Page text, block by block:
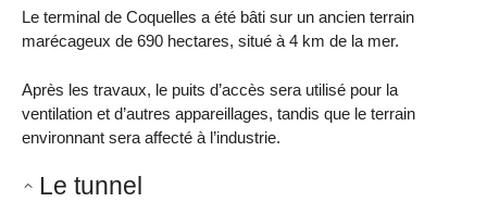
Le terminal de Coquelles a été bâti sur un ancien terrain
marécageux de 690 hectares, situé à 4 km de la mer.
Après les travaux, le puits d’accès sera utilisé pour la
ventilation et d’autres appareillages, tandis que le terrain
environnant sera affecté à l’industrie.
Le tunnel